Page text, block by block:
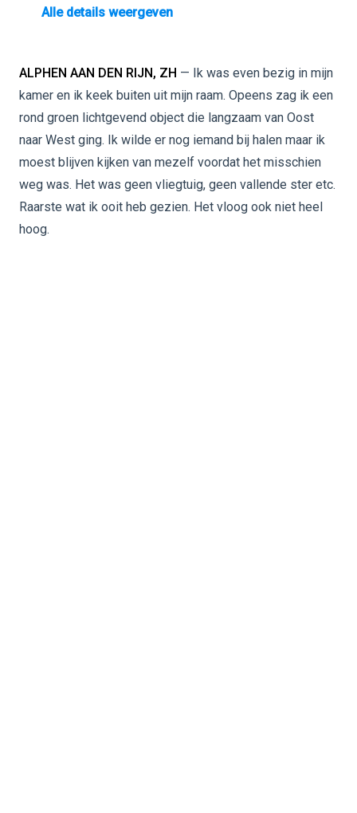
Alle details weergeven
ALPHEN AAN DEN RIJN, ZH — Ik was even bezig in mijn
kamer en ik keek buiten uit mijn raam. Opeens zag ik een
rond groen lichtgevend object die langzaam van Oost
naar West ging. Ik wilde er nog iemand bij halen maar ik
moest blijven kijken van mezelf voordat het misschien
weg was. Het was geen vliegtuig, geen vallende ster etc.
Raarste wat ik ooit heb gezien. Het vloog ook niet heel
hoog.